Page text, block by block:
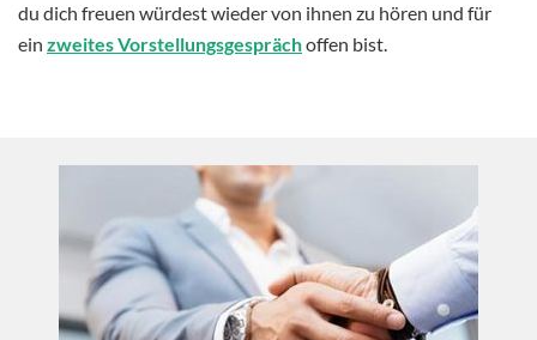
du dich freuen würdest wieder von ihnen zu hören und für
ein zweites Vorstellungsgesprächoffen bist.